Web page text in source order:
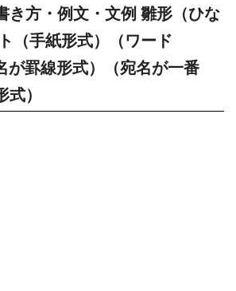
き方・例文・文例 雛形（ひな
（手紙形式）（ワード
罫線形式）（宛名が一番
）